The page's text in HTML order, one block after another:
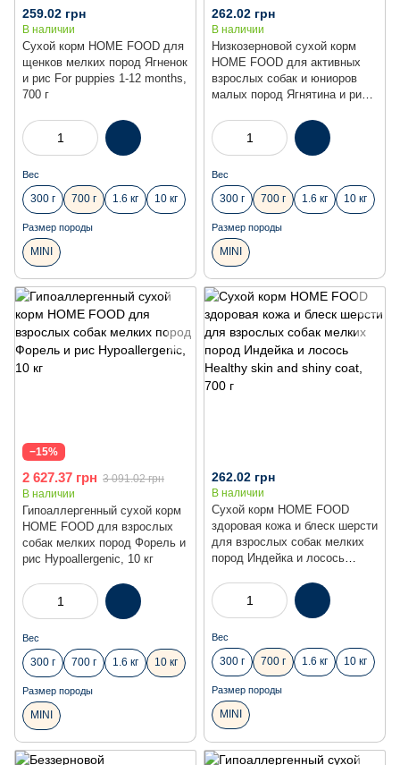
Сухой корм HOME FOOD для
щенков мелких пород Ягненок
и рис For puppies 1-12 months,
700 г
259.02 грн
В наличии
Вес
300 г 700 г 1.6 кг 10 кг
Размер породы
MINI
Низкозерновой сухой корм
HOME FOOD для активных
взрослых собак и юниоров
малых пород Ягнятина и рис
junior, 700 г
262.02 грн
В наличии
Вес
300 г 700 г 1.6 кг 10 кг
Размер породы
MINI
−15%
Гипоаллергенный сухой корм
HOME FOOD для взрослых
собак мелких пород Форель и
рис Hypoallergenic, 10 кг
2 627.37 грн 3 091.02 грн
В наличии
Вес
300 г 700 г 1.6 кг 10 кг
Размер породы
MINI
Сухой корм HOME FOOD
здоровая кожа и блеск шерсти
для взрослых собак мелких
пород Индейка и лосось
700 г
262.02 грн
В наличии
Вес
300 г 700 г 1.6 кг 10 кг
Размер породы
MINI